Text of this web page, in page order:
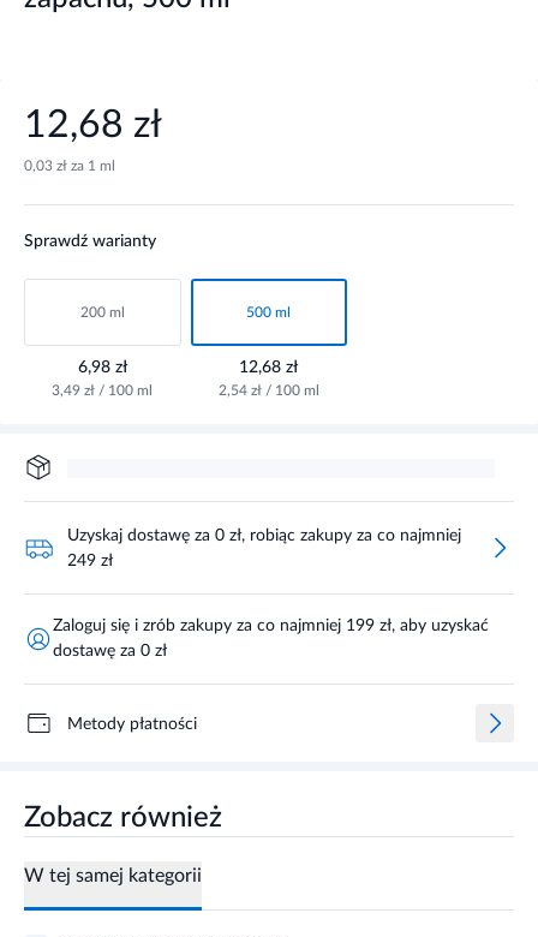
12,68 zł
0,03 zł za 1 ml
Sprawdź warianty
200 ml
6,98 zł
3,49 zł / 100 ml
500 ml
12,68 zł
2,54 zł / 100 ml
Uzyskaj dostawę za 0 zł, robiąc zakupy za co najmniej
249 zł
Zaloguj się i zrób zakupy za co najmniej 199 zł, aby uzyskać
dostawę za 0 zł
Metody płatności
Zobacz również
W tej samej kategorii